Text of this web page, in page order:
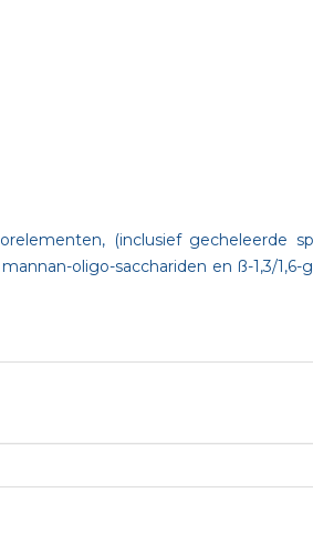
(inclusief gecheleerde
oligo-sacchariden en ß-1,3/1,6-